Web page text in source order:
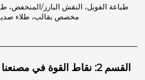
الفويل، النقش البارز/المنخفض، طباعة
مخصص بقالب، طلاء صديق للبيئة
القسم 2: نقاط القوة في مصنعنا -